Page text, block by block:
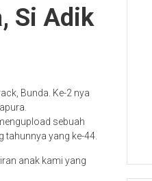
Si Adik
Bunda. Ke-2 nya
sebuah
yang ke-44.
anak kami yang